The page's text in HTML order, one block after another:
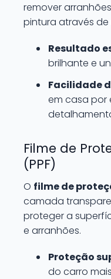
remover
pintura através
Resultado
brilhante e
Facilidade
em casa por
Filme de
(PPF)
O filme de
camada
proteger a
e arranhões.
Proteção
do carro